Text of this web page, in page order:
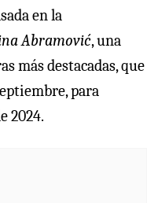
en la
Abramović, una
más destacadas, que
para
2024.